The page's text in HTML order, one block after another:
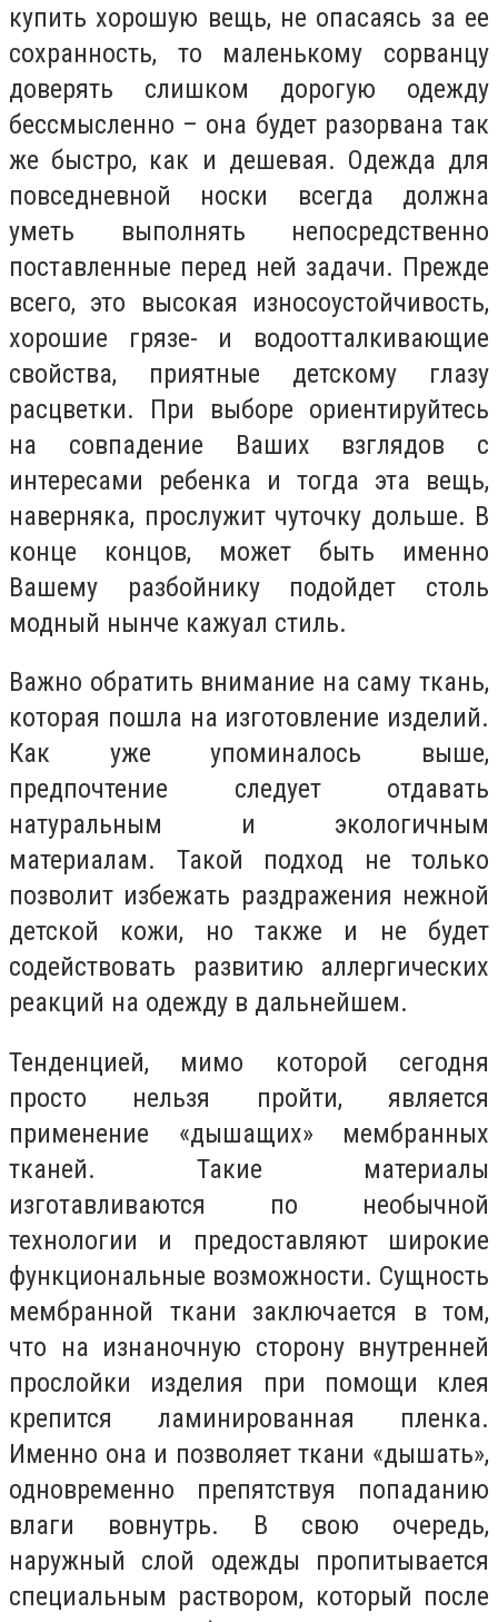
купить хорошую вещь, не опасаясь за ее
сохранность, то маленькому сорванцу
доверять слишком дорогую одежду
бессмысленно – она будет разорвана так
же быстро, как и дешевая. Одежда для
повседневной носки всегда должна
уметь выполнять непосредственно
поставленные перед ней задачи. Прежде
всего, это высокая износоустойчивость,
хорошие грязе- и водоотталкивающие
свойства, приятные детскому глазу
расцветки. При выборе ориентируйтесь
на совпадение Ваших взглядов с
интересами ребенка и тогда эта вещь,
наверняка, прослужит чуточку дольше. В
конце концов, может быть именно
Вашему разбойнику подойдет столь
модный нынче кажуал стиль.
Важно обратить внимание на саму ткань,
которая пошла на изготовление изделий.
Как уже упоминалось выше,
предпочтение следует отдавать
натуральным и экологичным
материалам. Такой подход не только
позволит избежать раздражения нежной
детской кожи, но также и не будет
содействовать развитию аллергических
реакций на одежду в дальнейшем.
Тенденцией, мимо которой сегодня
просто нельзя пройти, является
применение «дышащих» мембранных
тканей. Такие материалы
изготавливаются по необычной
технологии и предоставляют широкие
функциональные возможности. Сущность
мембранной ткани заключается в том,
что на изнаночную сторону внутренней
прослойки изделия при помощи клея
крепится ламинированная пленка.
Именно она и позволяет ткани «дышать»,
одновременно препятствуя попаданию
влаги вовнутрь. В свою очередь,
наружный слой одежды пропитывается
специальным раствором, который после